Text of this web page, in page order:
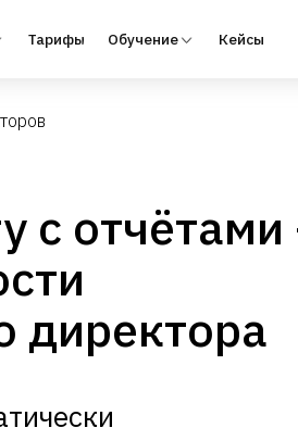
Кейсы
Обучение
с
директора